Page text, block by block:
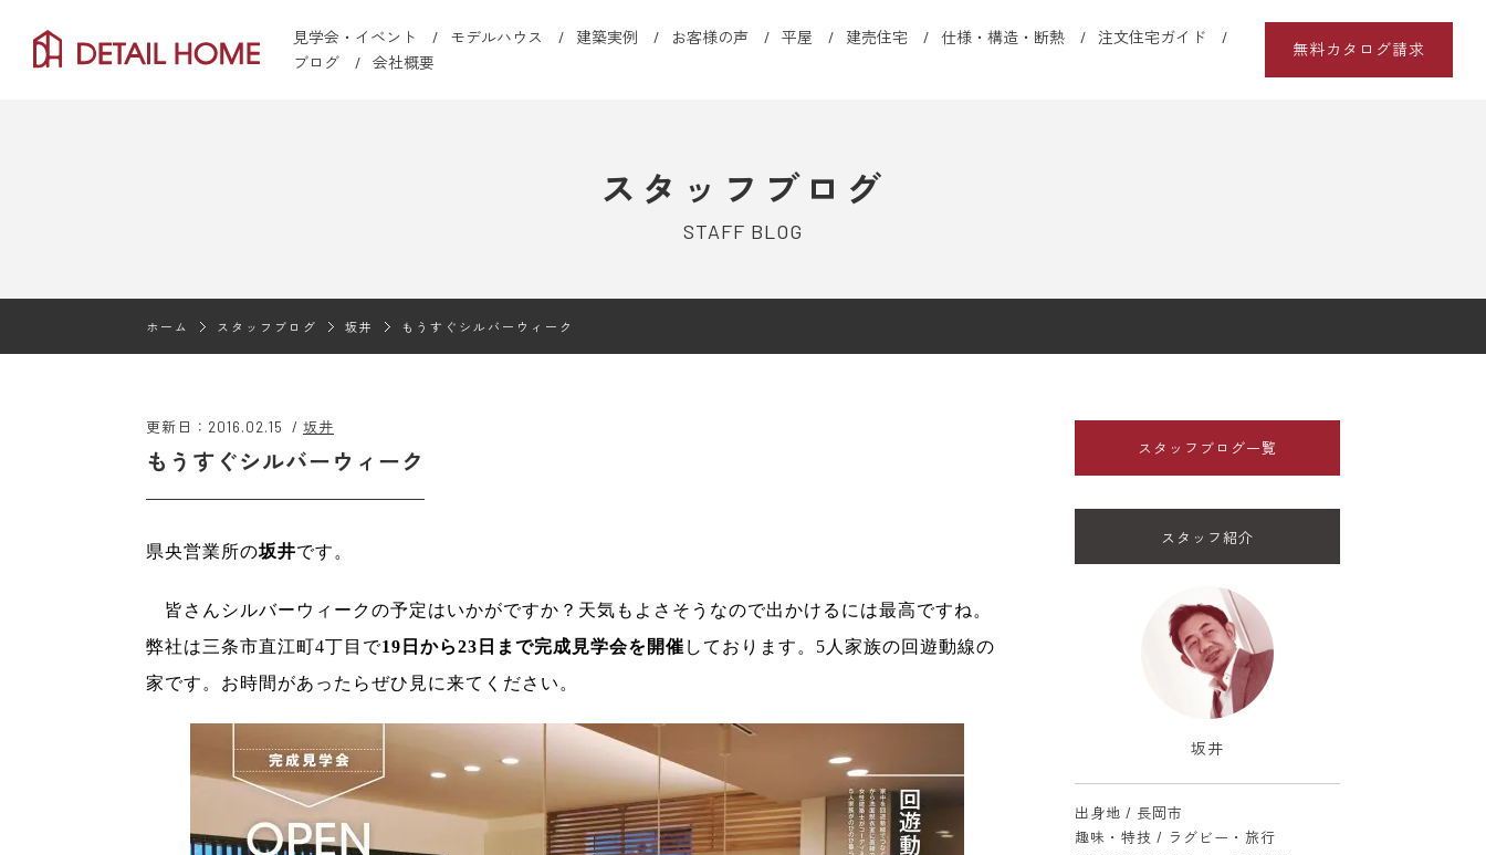
見学会・イベント モデルハウス 建築実例 お客様の声 平屋 建売住宅 仕様・構造・断熱
注文住宅ガイド
ブログ
会社概要
無料カタログ請求
スタッフブログ
STAFF BLOG
ホーム スタッフブログ 坂井 もうすぐシルバーウィーク
更新日：2016.02.15 / 坂井
もうすぐシルバーウィーク
県央営業所の坂井です。
皆さんシルバーウィークの予定はいかがですか？天気もよさそうなので出かけるには最高ですね。
弊社は三条市直江町4丁目で19日から23日まで完成見学会を開催 しております。5人家族の回遊動線の
家です。 お時間があったらぜひ見に来てください。
スタッフブログ一覧
スタッフ紹介
坂井
出身地 / 長岡市
趣味・特技 / ラグビー・旅行